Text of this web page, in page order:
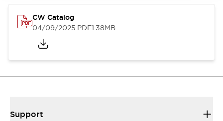
CW Catalog
04/09/2025.PDF1.38MB
Support